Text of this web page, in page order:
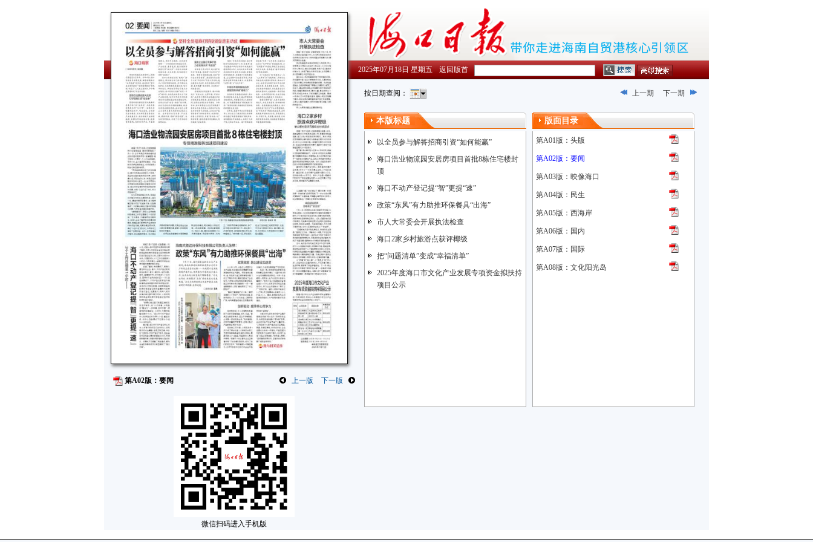
2025年07月18日 星期五 返回版首
第A02版：要闻 上一版 下一版
微信扫码进入手机版
按日期查阅： 上一期 下一期
本版标题
以全员参与解答招商引资“如何能赢”
海口浩业物流园安居房项目首批8栋住宅楼封
顶
海口不动产登记提“智”更提“速”
政策“东风”有力助推环保餐具“出海”
市人大常委会开展执法检查
海口2家乡村旅游点获评椰级
把“问题清单”变成“幸福清单”
2025年度海口市文化产业发展专项资金拟扶持
项目公示
版面目录
第A01版：头版
第A02版：要闻
第A03版：映像海口
第A04版：民生
第A05版：西海岸
第A06版：国内
第A07版：国际
第A08版：文化阳光岛